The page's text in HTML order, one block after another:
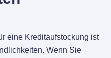
eine Kreditaufstockung ist
Wenn Sie